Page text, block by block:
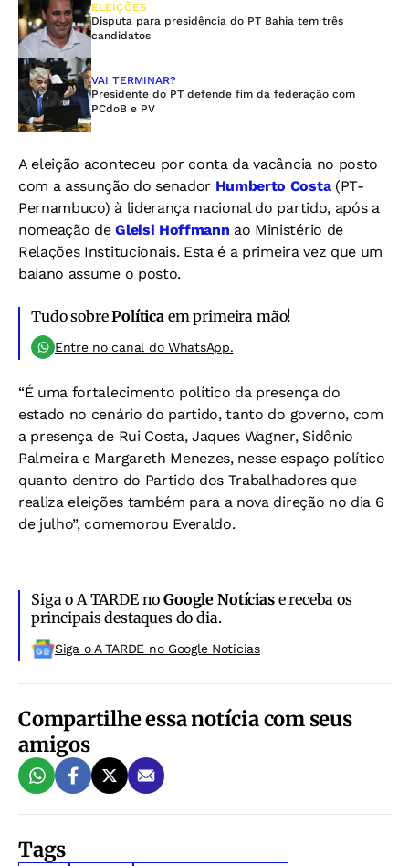
ELEIÇÕES
Disputa para presidência do PT Bahia tem três
candidatos
VAI TERMINAR?
Presidente do PT defende fim da federação com
PCdoB e PV
A eleição aconteceu por conta da vacância no posto
com a assunção do senador Humberto Costa (PT-
Pernambuco) à liderança nacional do partido, após a
nomeação deGleisi Hoffmann ao Ministério de
Relações Institucionais. Esta é a primeira vez que um
baiano assume o posto.
Tudo sobrePolíticaem primeira mão!
Entre no canal do WhatsApp.
“É uma fortalecimento político da presença do
estado no cenário do partido, tanto do governo, com
a presença de Rui Costa, Jaques Wagner, Sidônio
Palmeira e Margareth Menezes, nesse espaço político
quanto dentro do Partido dos Trabalhadores que
realiza eleições também para a nova direção no dia 6
de julho”, comemorou Everaldo.
Siga o A TARDE noGoogle Notíciase receba os
principais destaques do dia.
Siga o A TARDE no Google Noticias
Compartilhe essa notícia com seus
amigos
Tags